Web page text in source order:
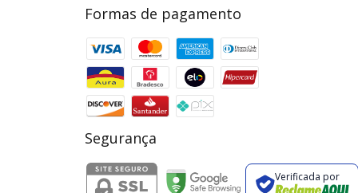
Formas de pagamento
Segurança
Verificada por